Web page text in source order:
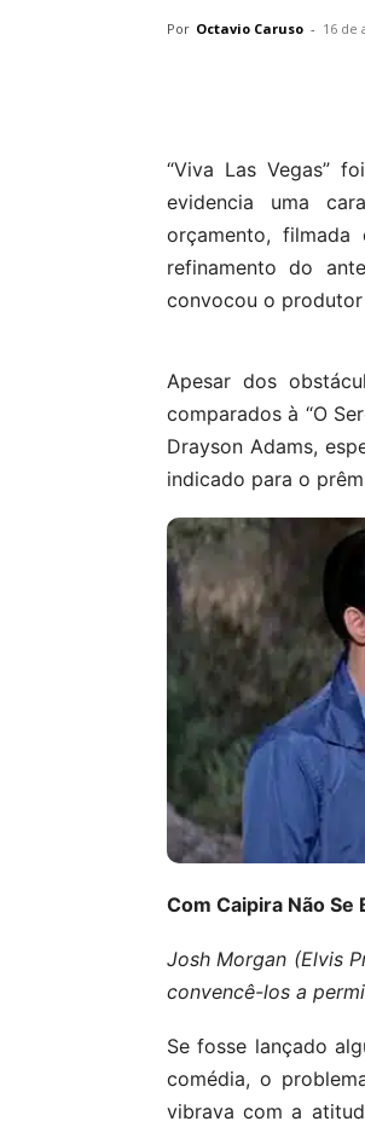
Por Octavio Caruso - 16 de
“Viva Las Vegas”
evidencia uma
orçamento,
refinamento do
convocou o produtor
Apesar dos
comparados à “O
Drayson Adams,
indicado para o
Com Caipira Não Se
Josh Morgan (Elvis
convencê-los a
Se fosse lançado
comédia, o
vibrava com a